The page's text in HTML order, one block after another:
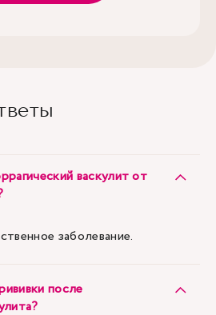
васкулит от
заболевание.
после